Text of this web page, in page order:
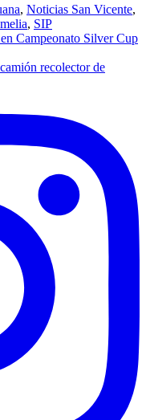
, Noticias San Vicente,
, SIP
Campeonato Silver Cup
recolector de